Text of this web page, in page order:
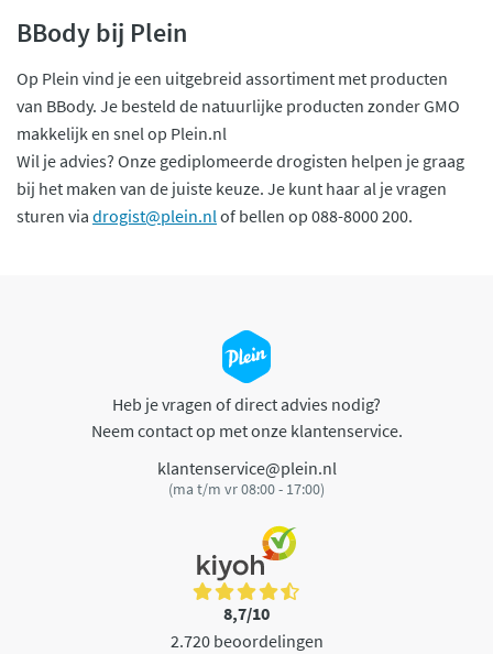
BBody bij Plein
Op Plein vind je een uitgebreid assortiment met producten
van BBody. Je besteld de natuurlijke producten zonder GMO
makkelijk en snel op Plein.nl
Wil je advies? Onze gediplomeerde drogisten helpen je graag
bij het maken van de juiste keuze. Je kunt haar al je vragen
sturen via drogist@plein.nlof bellen op 088-8000 200.
Heb je vragen of direct advies nodig?
Neem contact op met onze klantenservice.
klantenservice@plein.nl
(ma t/m vr 08:00 - 17:00)
8,7/10
2.720 beoordelingen